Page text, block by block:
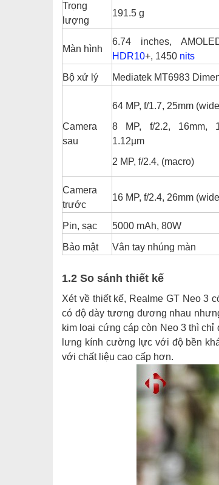
Trọng
lượng
191.5 g
Màn hình
6.74 inches,
HDR10+, 1450 nits
Bộ xử lý Mediatek MT6983
Camera
sau
64 MP, f/1.7, 25mm
8 MP, f/2.2, 16mm,
1.12µm
2 MP, f/2.4, (macro)
Camera
trước
16 MP, f/2.4, 26mm
Pin, sạc 5000 mAh, 80W
Bảo mật Vân tay nhúng màn
1.2 So sánh thiết kế
Xét về thiết kế, Realme GT Neo 3
có độ dày tương đương nhau
kim loại cứng cáp còn Neo 3 thì
lưng kính cường lực với độ bền
với chất liệu cao cấp hơn.